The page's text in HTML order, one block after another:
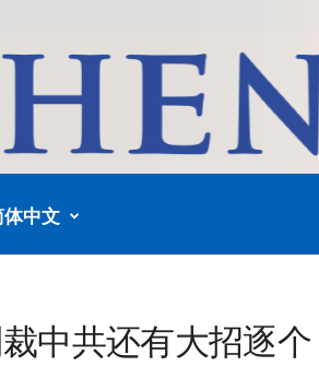
中文
中共还有大招逐个